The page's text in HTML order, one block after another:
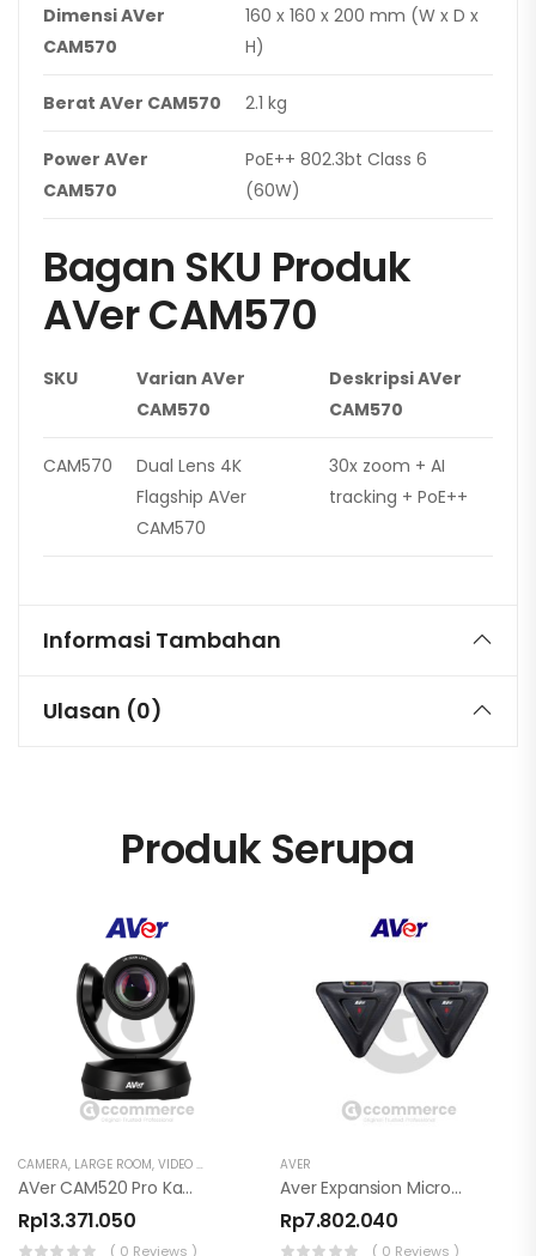
Dimensi AVer
CAM570
160 x 160 x 200 mm (W x D x
H)
Berat AVer CAM570 2.1 kg
Power AVer
CAM570
PoE++ 802.3bt Class 6
(60W)
Bagan SKU Produk
AVer CAM570
SKU
Varian AVer
CAM570
Deskripsi AVer
CAM570
CAM570
Dual Lens 4K
Flagship AVer
CAM570
30x zoom + AI
tracking + PoE++
Informasi Tambahan
Ulasan (0)
Produk Serupa
CAMERA, LARGE ROOM, VIDEO CONFERENCE
AVer CAM520 Pro Kamera Konferensi PTZ 1080p
Rp13.371.050
( 0 Reviews )
AVER
Aver Expansion Microphone – Garansi Resmi 1 Tahun
Rp7.802.040
( 0 Reviews )